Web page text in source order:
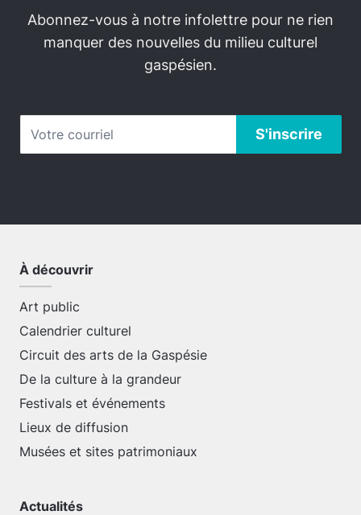
Abonnez-vous à notre infolettre pour ne rien
manquer des nouvelles du milieu culturel
gaspésien.
À découvrir
Art public
Calendrier culturel
Circuit des arts de la Gaspésie
De la culture à la grandeur
Festivals et événements
Lieux de diffusion
Musées et sites patrimoniaux
Actualités